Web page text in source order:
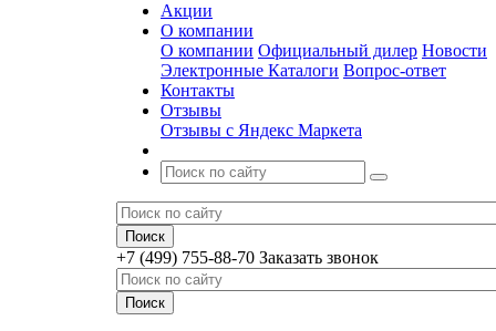
Акции
О компании
О компании Официальный дилер Новости
Электронные Каталоги Вопрос-ответ
Контакты
Отзывы
Отзывы с Яндекс Маркета
+7 (499) 755-88-70 Заказать звонок